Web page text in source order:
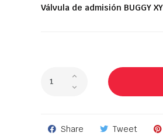
Válvula de admisión BUGGY
Share Tweet